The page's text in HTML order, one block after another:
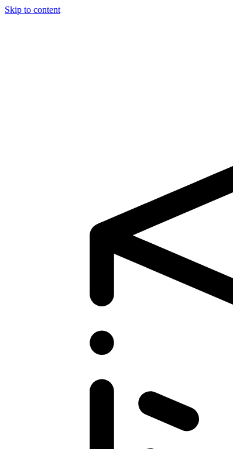
Skip to content